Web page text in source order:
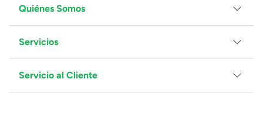
Quiénes Somos
Grupo Juguetron
Localiza tu tienda
Blog
Servicios
Facturación
Proveedores
Servicio al Cliente